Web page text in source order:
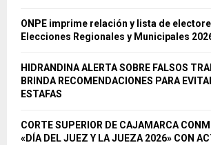
ONPE imprime relación y lista de
Elecciones Regionales y Municipales
HIDRANDINA ALERTA SOBRE FALSOS
BRINDA RECOMENDACIONES PARA
ESTAFAS
CORTE SUPERIOR DE CAJAMARCA
«DÍA DEL JUEZ Y LA JUEZA 2026» CON